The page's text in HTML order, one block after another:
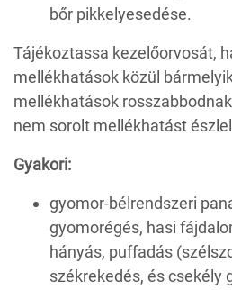
bőr pikkelyesedése.
Tájékoztassa kezelőorvosát,
mellékhatások közül
mellékhatások
nem sorolt mellékhatást
Gyakori:
gyomor-bélrendszeri
gyomorégés, hasi
hányás, puffadás
székrekedés, és csekély